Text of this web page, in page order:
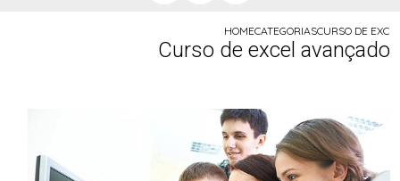
HOMECATEGORIASCURSO DE
Curso de excel avançado